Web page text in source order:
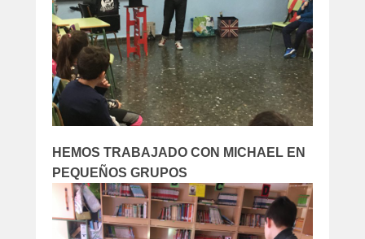
HEMOS TRABAJADO CON MICHAEL EN
PEQUEÑOS GRUPOS